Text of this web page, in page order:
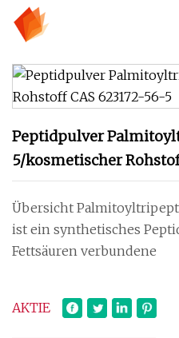
Peptidpulver
5/kosmetischer
Übersicht
ist ein synthetisches
Fettsäuren verbundene
AKTIE